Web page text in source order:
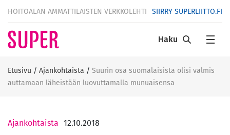
HOITOALAN AMMATTILAISTEN VERKKOLEHTI SIIRRY SUPERLIITTO.FI
Haku
Etusivu / Ajankohtaista / Suurin osa suomalaisista olisi valmis
auttamaan läheistään luovuttamalla munuaisensa
Ajankohtaista 12.10.2018